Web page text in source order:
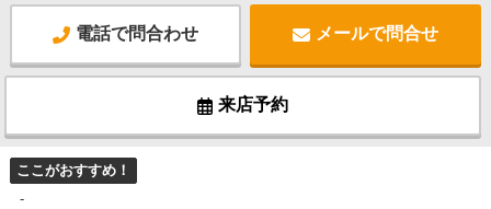
電話で問合わせ メールで問合せ
来店予約
ここがおすすめ！
-